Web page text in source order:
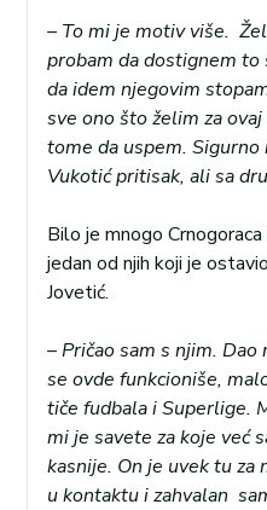
– To mi je motiv više.
probam da dostignem to
da idem njegovim
sve ono što želim za
tome da uspem.
Vukotić pritisak, ali sa
Bilo je mnogo
jedan od njih koji je
Jovetić.
– Pričao sam s njim.
se ovde funkcioniše,
tiče fudbala i Superlige.
mi je savete za koje već
kasnije. On je uvek tu za
u kontaktu izahvalan